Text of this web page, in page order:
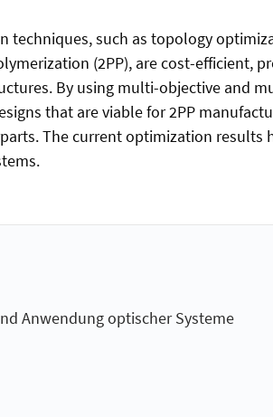
techniques, such as topology
(2PP), are cost-efficient,
By using multi-objective and
that are viable for 2PP
The current optimization results
Anwendung optischer Systeme